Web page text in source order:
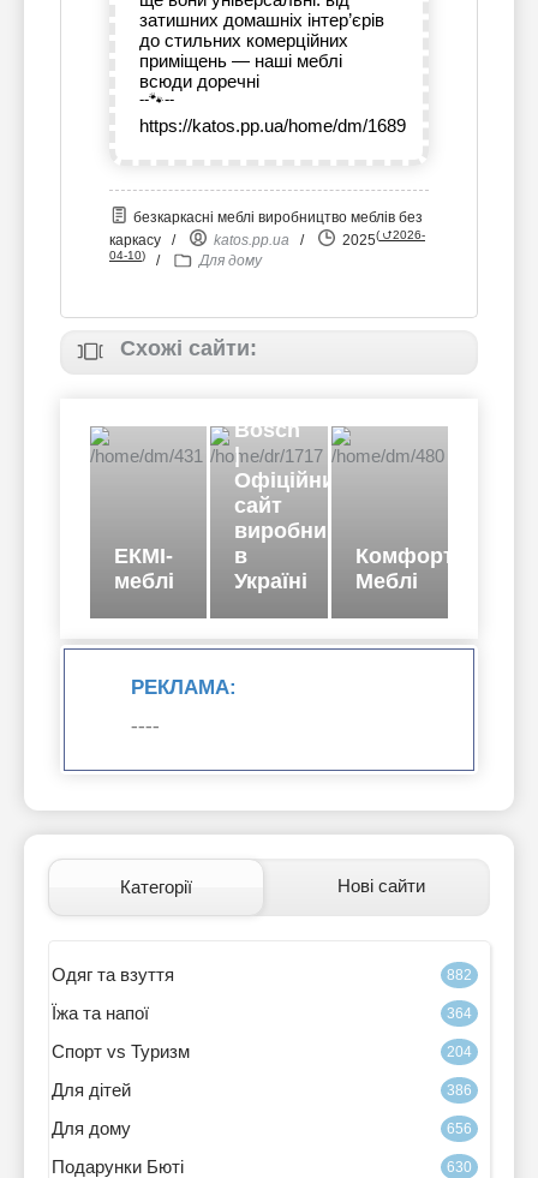
затишних домашніх інтер’єрів
до стильних комерційних
приміщень — наші меблі
всюди доречні
--🐾--
https://katos.pp.ua/home/dm/1689
безкаркасні меблі виробництво меблів без
каркасу / katos.pp.ua / 2025( ⮍2026-
04-10) / Для дому
Схожі сайти:
ЕКМІ-
меблі
Bosch
|
Офіційний
сайт
виробника
в
Україні
Комфорт
Меблі
РЕКЛАМА:
----
Категорії Нові сайти
Одяг та взуття 882
Їжа та напої 364
Спорт vs Туризм 204
Для дітей 386
Для дому 656
Подарунки Бюті 630